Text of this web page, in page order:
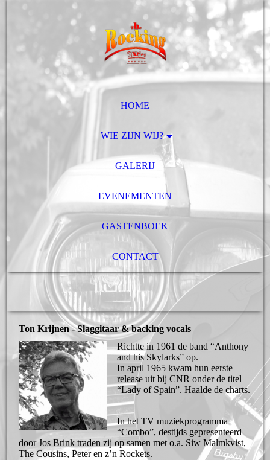
HOME
WIE ZIJN WIJ?
GALERIJ
EVENEMENTEN
GASTENBOEK
CONTACT
Ton Krijnen - Slaggitaar & backing vocals
Richtte in 1961 de band “Anthony
and his Skylarks” op.
In april 1965 kwam hun eerste
release uit bij CNR onder de titel
“Lady of Spain”. Haalde de charts.
In het TV muziekprogramma
“Combo”, destijds gepresenteerd
door Jos Brink traden zij op samen met o.a. Siw Malmkvist,
The Cousins, Peter en z’n Rockets.